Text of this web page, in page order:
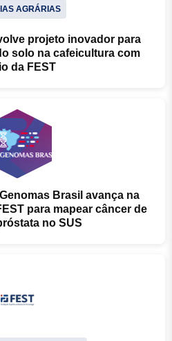
AGRÁRIAS
projeto inovador para
solo na cafeicultura com
da FEST
Brasil avança na
para mapear câncer de
no SUS